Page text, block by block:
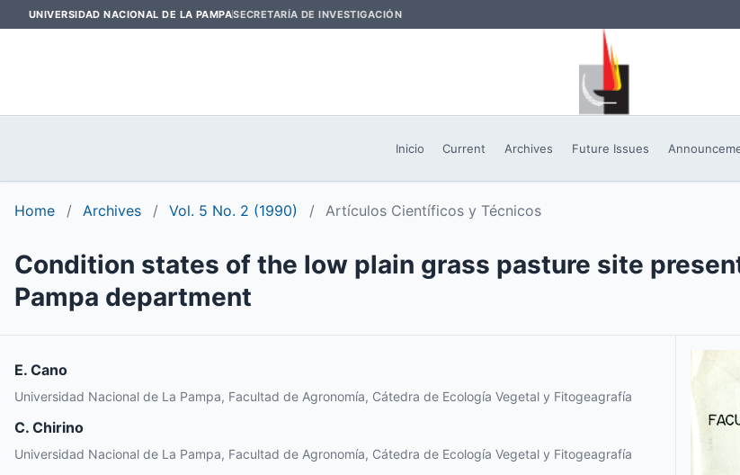
UNIVERSIDAD NACIONAL DE LA PAMPASECRETARÍA DE INVESTIGACIÓN
Inicio Current Archives Future Issues
Home / Archives / Vol. 5 No. 2 (1990) / Artículos Científicos y Técnicos
Condition states of the low plain grass pasture site
Pampa department
E. Cano
Universidad Nacional de La Pampa, Facultad de Agronomía, Cátedra de Ecología Vegetal y Fitogeagrafía
C. Chirino
Universidad Nacional de La Pampa, Facultad de Agronomía, Cátedra de Ecología Vegetal y Fitogeagrafía